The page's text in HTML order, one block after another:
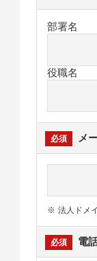
部署名
役職名
メ
法人ドメ
電